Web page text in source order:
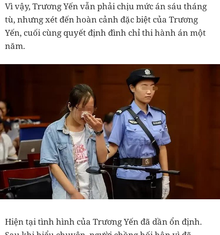
Vì vậy, Trương Yến vẫn phải chịu mức án sáu tháng
tù, nhưng xét đến hoàn cảnh đặc biệt của Trương
Yến, cuối cùng quyết định đình chỉ thi hành án một
năm.
Hiện tại tình hình của Trương Yến đã dần ổn định.